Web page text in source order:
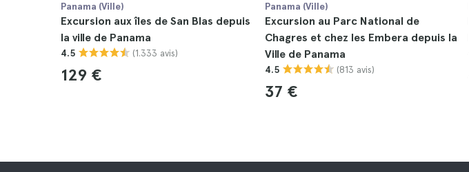
Panama (Ville)
Excursion aux îles de San Blas depuis
la ville de Panama
4.5 (1.333 avis)
129 €
Panama (Ville)
Excursion au Parc National de
Chagres et chez les Embera depuis la
Ville de Panama
4.5 (813 avis)
37 €